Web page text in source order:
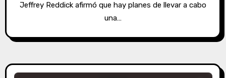
Jeffrey Reddick afirmó que hay planes de llevar a cabo
una…